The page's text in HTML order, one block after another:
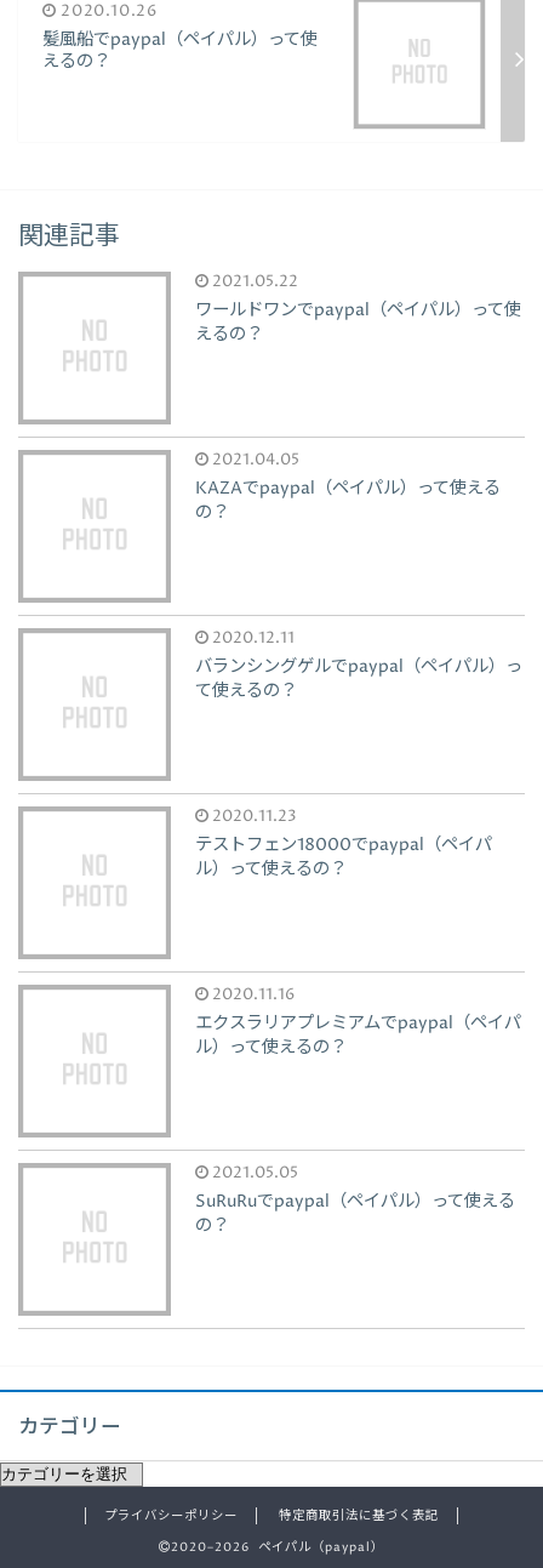
2020.10.26
髪風船でpaypal（ペイパル）って使
えるの？
関連記事
2021.05.22
ワールドワンでpaypal（ペイパル）って使
えるの？
2021.04.05
KAZAでpaypal（ペイパル）って使える
の？
2020.12.11
バランシングゲルでpaypal（ペイパル）っ
て使えるの？
2020.11.23
テストフェン18000でpaypal（ペイパ
ル）って使えるの？
2020.11.16
エクスラリアプレミアムでpaypal（ペイパ
ル）って使えるの？
2021.05.05
SuRuRuでpaypal（ペイパル）って使える
の？
カテゴリー
プライバシーポリシー
特定商取引法に基づく表記
2020–2026 ペイパル（paypal）